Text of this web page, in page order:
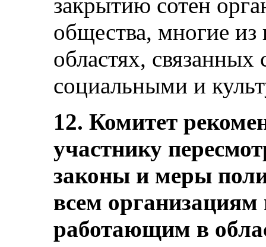
закрытию сотен
общества, многие из
областях,
социальными и
12. Комитет
участнику
законы и меры
всем организациям
работающим в